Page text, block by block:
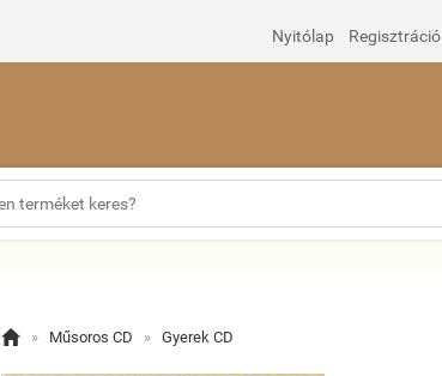
Nyitólap Regisztráció
 » Műsoros CD » Gyerek CD